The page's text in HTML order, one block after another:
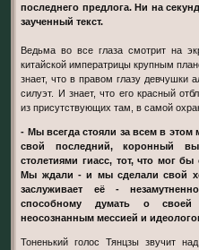
последнего предлога. Ни на
заученный текст.
Ведьма во все глаза смотрит на
китайской императрицы крупным
знает, что в правом глазу девчушки
силуэт. И знает, что его красный
из присутствующих там, в самой
- Мы всегда стояли за всем в
свой последний, коронный
столетиями гиасс, тот, что мог
Мы ждали - и мы сделали свой
заслуживает её -
способному думать о своей
неосознанным мессией и
Тоненький голос Тянцзы звучит